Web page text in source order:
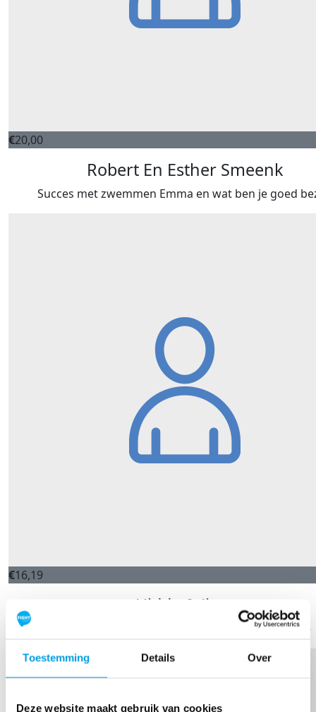
Toestemming Details Over
Deze website maakt gebruik van cookies
€20,00
Robert En Esther Smeenk
Succes met zwemmen Emma en wat ben je goed
€16,19
Hidde & Jisse
Heel veel succes Emma! Groetjes Hidde en Jisse